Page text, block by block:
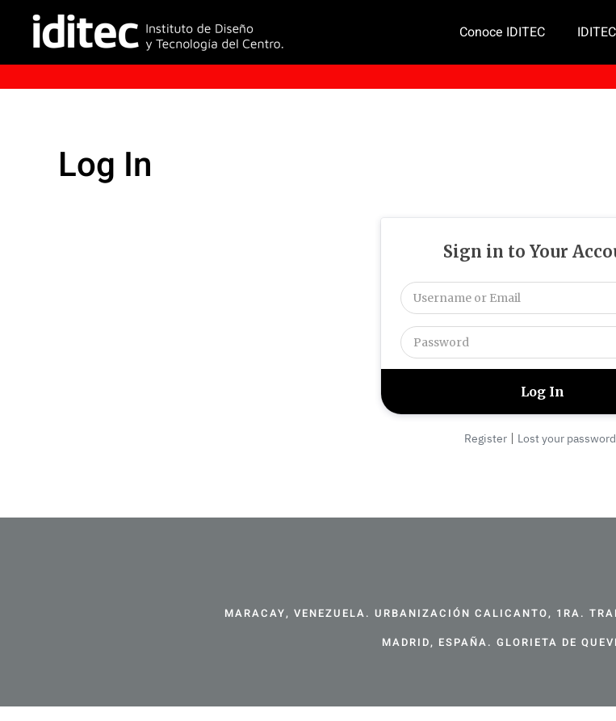
Conoce IDITEC
Log In
Sign in to Your
Register| Lost your
MARACAY, VENEZUELA. URBANIZACIÓN CALICANTO, 1RA.
MADRID, ESPAÑA. GLORIETA DE